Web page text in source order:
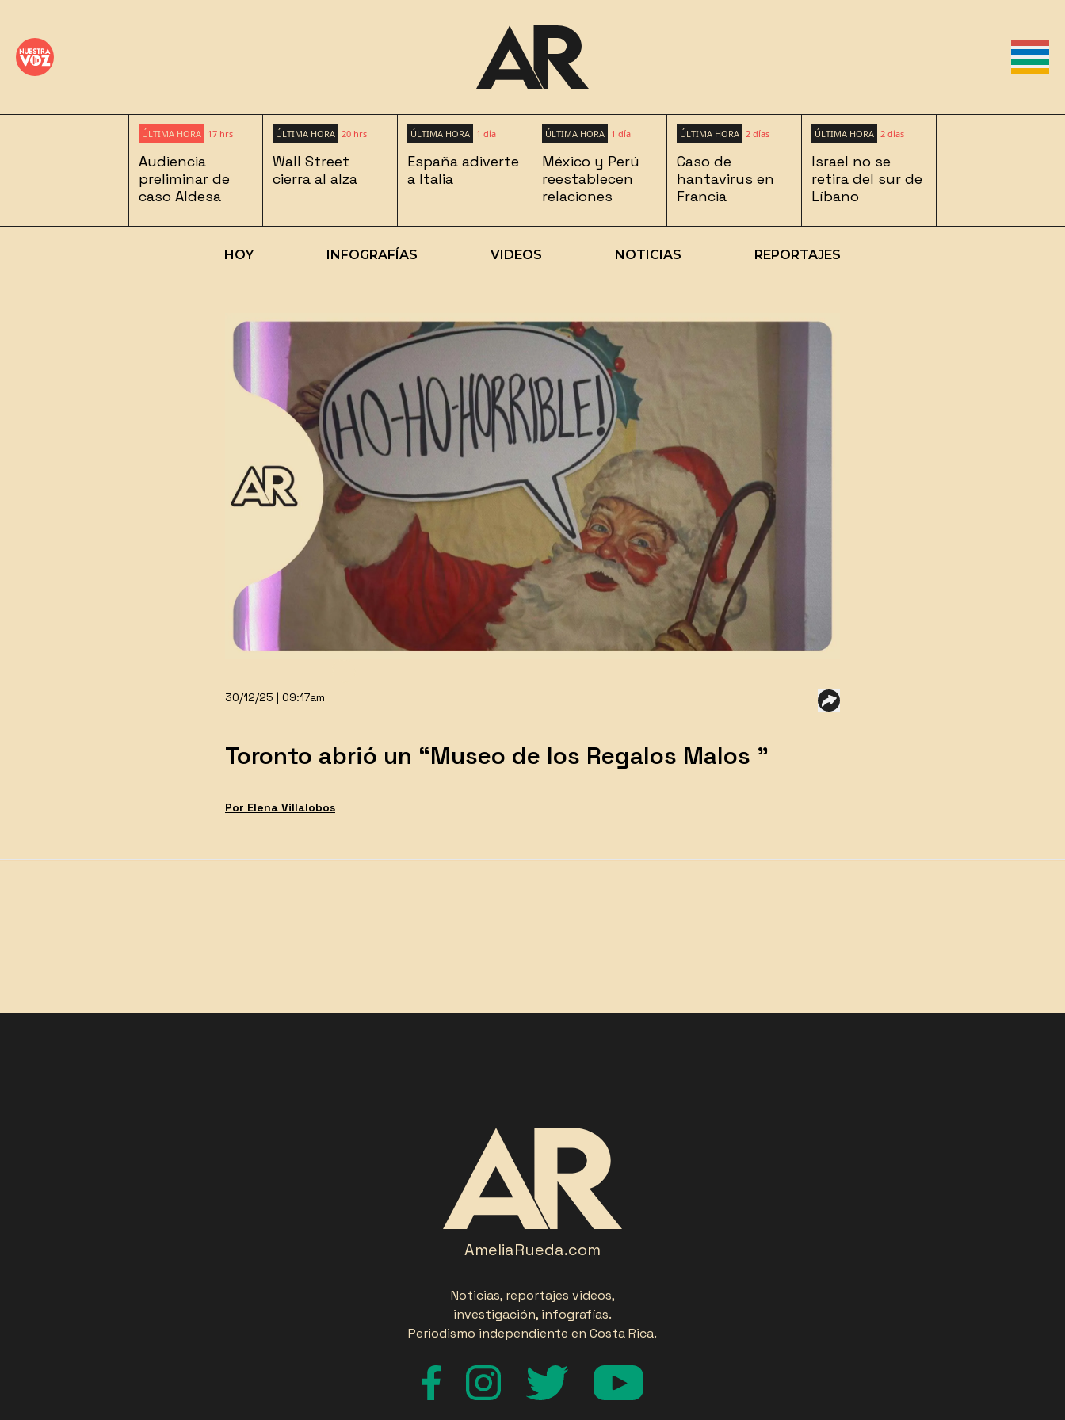
ÚLTIMA HORA 17 hrs
Audiencia
preliminar de
caso Aldesa
ÚLTIMA HORA 20 hrs
Wall Street
cierra al alza
ÚLTIMA HORA 1 día
España adiverte
a Italia
ÚLTIMA HORA 1 día
México y Perú
reestablecen
relaciones
ÚLTIMA HORA 2 días
Caso de
hantavirus en
Francia
ÚLTIMA HORA 2 días
Israel no se
retira del sur de
Líbano
HOY INFOGRAFÍAS VIDEOS NOTICIAS REPORTAJES
30/12/25 | 09:17am
Toronto abrió un “Museo de los Regalos Malos ”
Por Elena Villalobos
AmeliaRueda.com
Noticias, reportajes videos,
investigación, infografías.
Periodismo independiente en Costa Rica.